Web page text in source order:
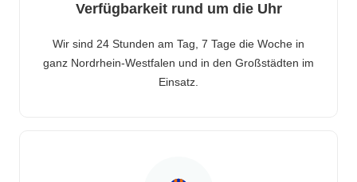
Verfügbarkeit rund um die Uhr
Wir sind 24 Stunden am Tag, 7 Tage die Woche in
ganz Nordrhein-Westfalen und in den Großstädten im
Einsatz.